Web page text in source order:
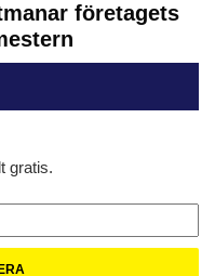
företagets
gratis.